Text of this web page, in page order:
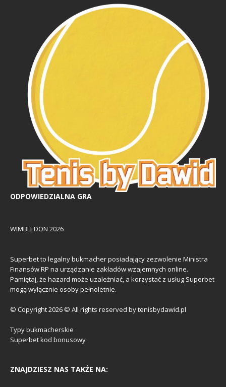
ODPOWIEDZIALNA GRA
WIMBLEDON 2026
Superbet to legalny bukmacher posiadający zezwolenie Ministra
Finansów RP na urządzanie zakładów wzajemnych online.
Pamiętaj, że hazard może uzależniać, a korzystać z usług Superbet
mogą wyłącznie osoby pełnoletnie.
© Copyright 2026 © All rights reserved by tenisbydawid.pl
Typy bukmacherskie
Superbet kod bonusowy
ZNAJDZIESZ NAS TAKŻE NA: